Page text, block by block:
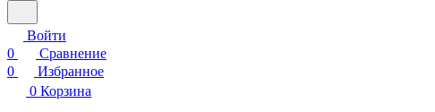
Войти
0
Сравнение
0
Избранное
0 Корзина